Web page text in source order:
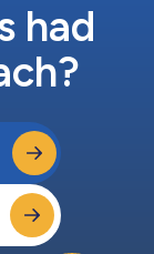
had